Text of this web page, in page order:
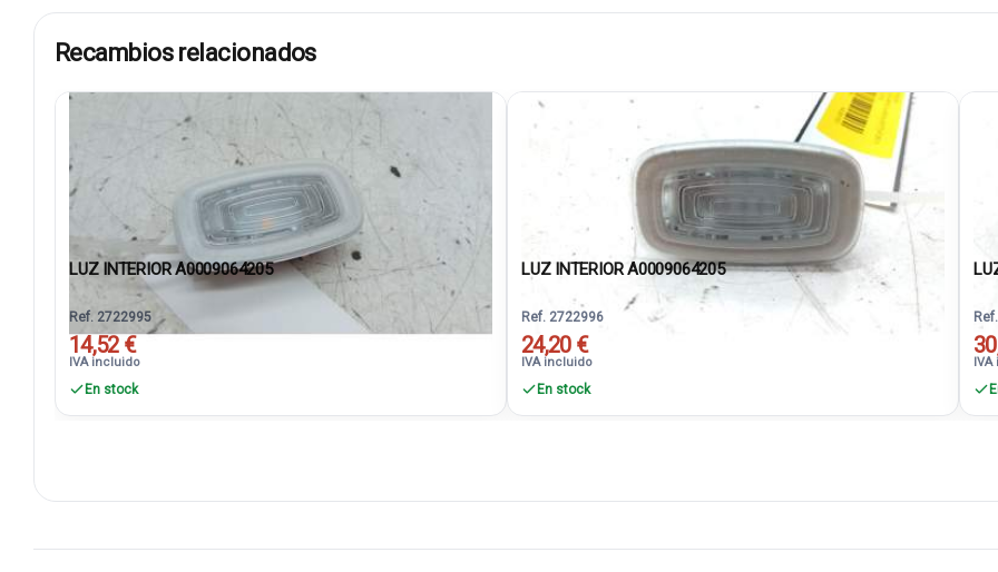
Recambios relacionados
LUZ INTERIOR A0009064205
Ref. 2722995
14,52 €
IVA incluido
En stock
LUZ INTERIOR A0009064205
Ref. 2722996
24,20 €
IVA incluido
En stock